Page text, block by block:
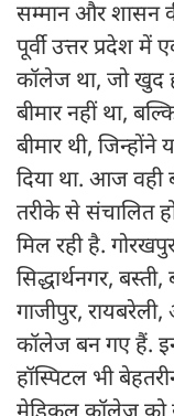
सम्मान और शासन
पूर्वी उत्तर प्रदेश
कॉलेज था, जो खुद
बीमार नहीं था,
बीमार थी,
दिया था. आज
तरीके से संचालित
मिल रही है.
सिद्धार्थनगर,
गाजीपुर,
कॉलेज बन गए हैं.
हॉस्पिटल भी